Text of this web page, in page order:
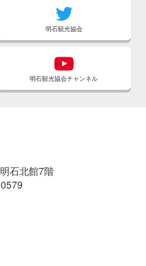
明石観光協会
明石観光協会チャンネル
石北館7階